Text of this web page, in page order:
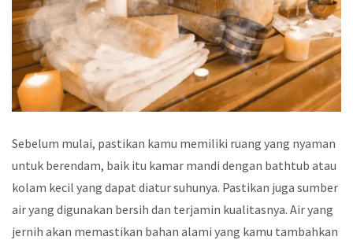
Sebelum mulai, pastikan kamu memiliki ruang yang nyaman
untuk berendam, baik itu kamar mandi dengan bathtub atau
kolam kecil yang dapat diatur suhunya. Pastikan juga sumber
air yang digunakan bersih dan terjamin kualitasnya. Air yang
jernih akan memastikan bahan alami yang kamu tambahkan